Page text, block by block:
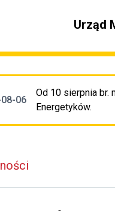
Urząd
06
Od 10 sierpnia br.
Energetyków.